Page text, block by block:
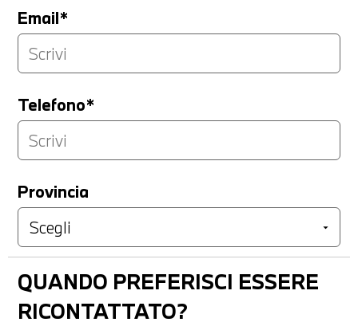
Email*
Telefono*
Provincia
QUANDO PREFERISCI ESSERE
RICONTATTATO?